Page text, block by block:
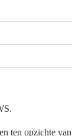
ten opzichte